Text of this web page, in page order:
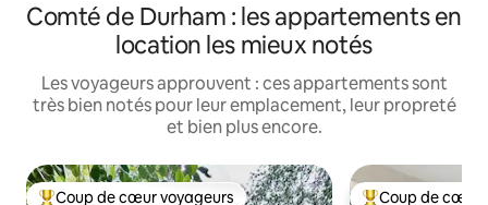
Comté de Durham : les appartements en
location les mieux notés
Les voyageurs approuvent : ces appartements sont
très bien notés pour leur emplacement, leur propreté
et bien plus encore.
Coup de cœur voyageurs Coup de cœur